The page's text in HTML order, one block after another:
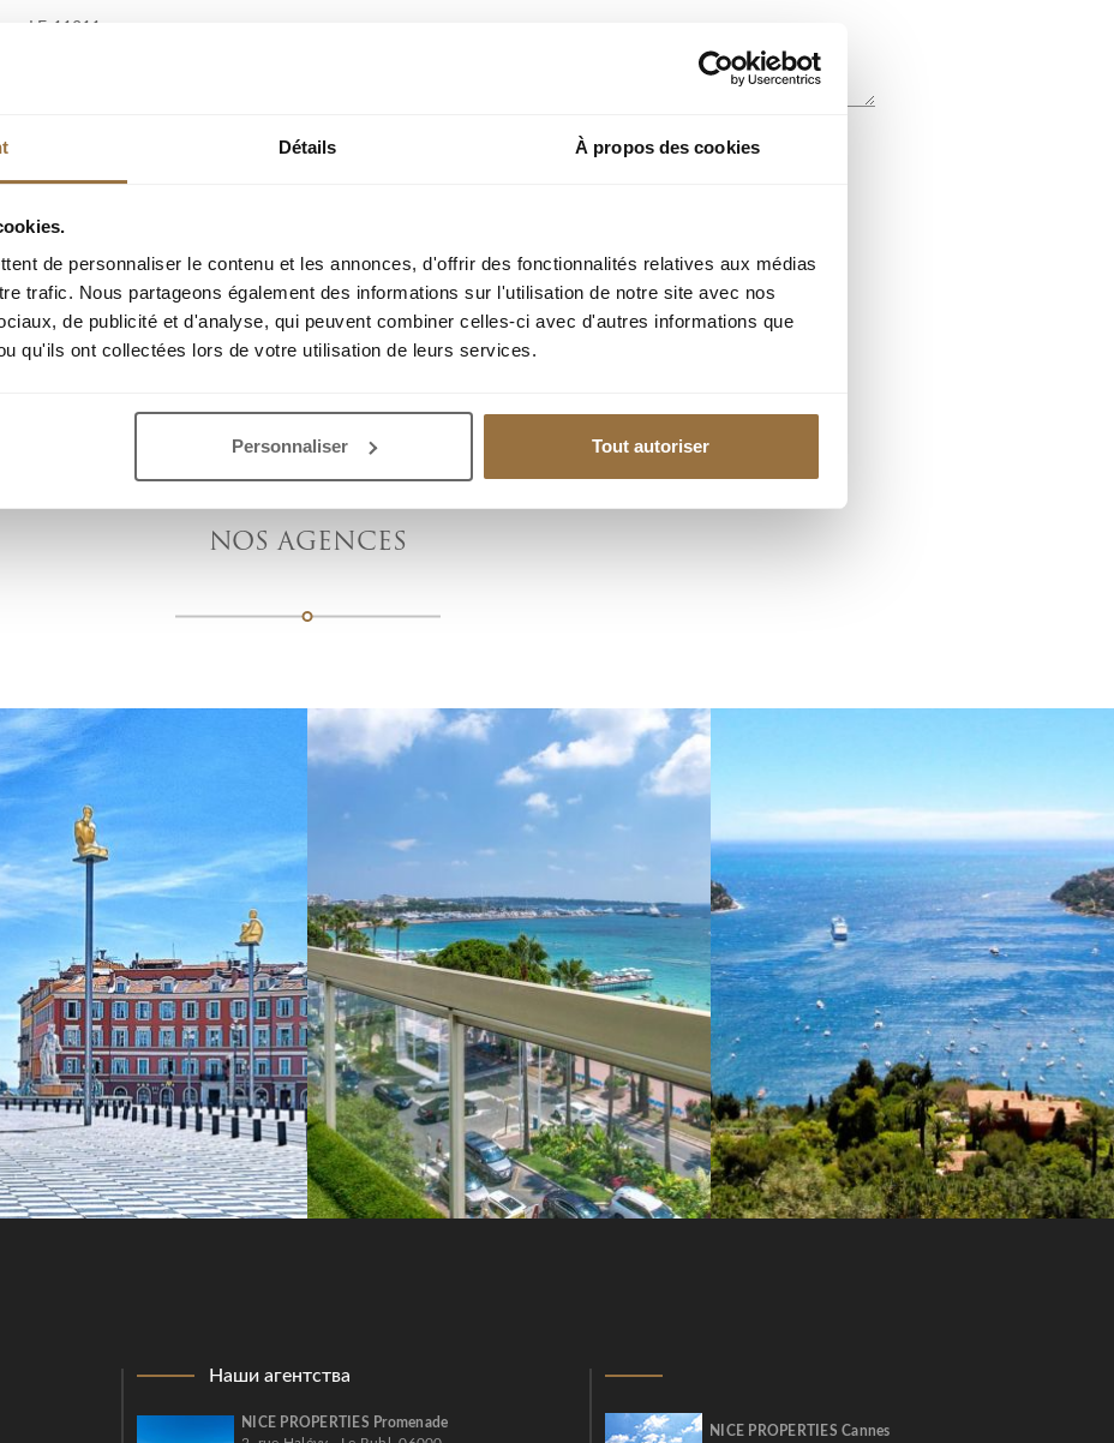
Détails À propos des cookies
de personnaliser le contenu et les annonces, d'offrir des fonctionnalités relatives aux médias
trafic. Nous partageons également des informations sur l'utilisation de notre site avec nos
de publicité et d'analyse, qui peuvent combiner celles-ci avec d'autres informations que
qu'ils ont collectées lors de votre utilisation de leurs services.
Personnaliser Tout autoriser
ОТПРАВИТЬ ЗАПРОС
NOS AGENCES
Наши агентства
NICE PROPERTIES Promenade
NICE PROPERTIES Cannes